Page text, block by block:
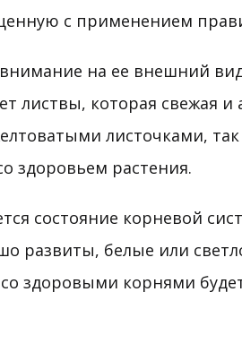
с применением
на ее внешний
листвы, которая свежая и
листочками, так
здоровьем растения.
состояние корневой
развиты, белые или
здоровыми корнями